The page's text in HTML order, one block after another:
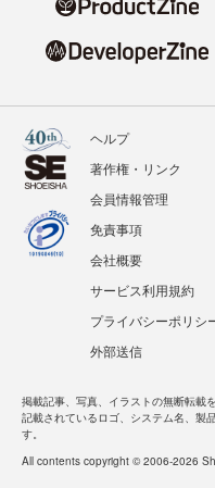
ヘルプ
著作権・リンク
会員情報管理
免責事項
会社概要
サービス利用規約
プライバシーポリシ
外部送信
掲載記事、写真、イラストの無断転載を
記載されているロゴ、システム名、製
す。
All contents copyright © 2006-2026